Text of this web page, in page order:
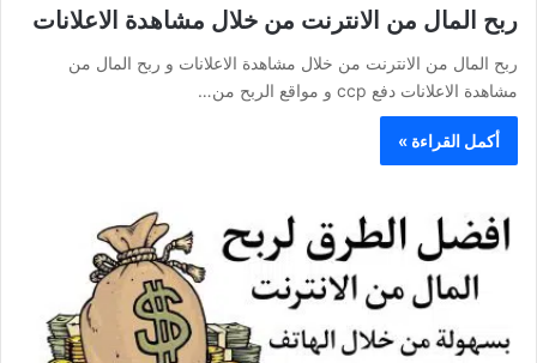
ربح المال من الانترنت من خلال مشاهدة الاعلانات
ربح المال من الانترنت من خلال مشاهدة الاعلانات و ربح المال من
مشاهدة الاعلانات دفع ccp و مواقع الربح من…
أكمل القراءة »